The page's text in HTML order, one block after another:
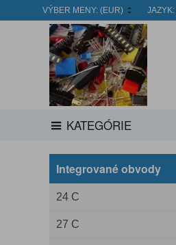
VÝBER MENY: (EUR) JAZYK:
KATEGÓRIE
Integrované obvody
24 C
27 C